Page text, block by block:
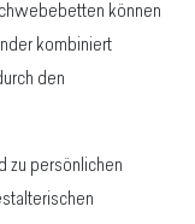
können
kombiniert
den
zu persönlichen